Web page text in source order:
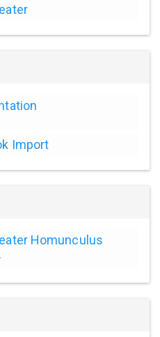
Import
Homunculus